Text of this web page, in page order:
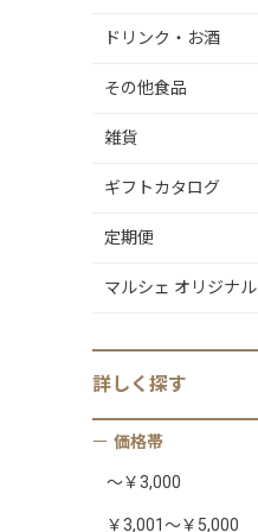
ドリンク・お酒
その他食品
雑貨
ギフトカタログ
定期便
マルシェ オリジナル
詳しく 探す
価格帯
～￥3,000
￥3,001～￥5,000